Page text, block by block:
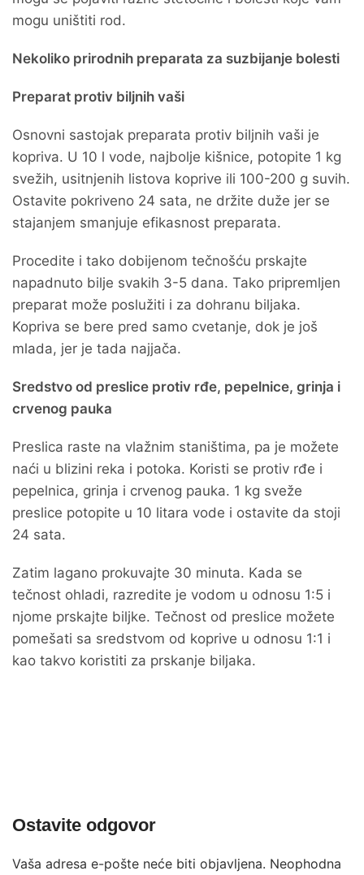
mogu uništiti rod.
Nekoliko prirodnih preparata za suzbijanje bolesti
Preparat protiv biljnih vaši
Osnovni sastojak preparata protiv biljnih vaši je
kopriva. U 10 l vode, najbolje kišnice, potopite 1 kg
svežih, usitnjenih listova koprive ili 100-200 g suvih.
Ostavite pokriveno 24 sata, ne držite duže jer se
stajanjem smanjuje efikasnost preparata.
Procedite i tako dobijenom tečnošću prskajte
napadnuto bilje svakih 3-5 dana. Tako pripremljen
preparat može poslužiti i za dohranu biljaka.
Kopriva se bere pred samo cvetanje, dok je još
mlada, jer je tada najjača.
Sredstvo od preslice protiv rđe, pepelnice, grinja i
crvenog pauka
Preslica raste na vlažnim staništima, pa je možete
naći u blizini reka i potoka. Koristi se protiv rđe i
pepelnica, grinja i crvenog pauka. 1 kg sveže
preslice potopite u 10 litara vode i ostavite da stoji
24 sata.
Zatim lagano prokuvajte 30 minuta. Kada se
tečnost ohladi, razredite je vodom u odnosu 1:5 i
njome prskajte biljke. Tečnost od preslice možete
pomešati sa sredstvom od koprive u odnosu 1:1 i
kao takvo koristiti za prskanje biljaka.
Ostavite odgovor
Vaša adresa e-pošte neće biti objavljena. Neophodna